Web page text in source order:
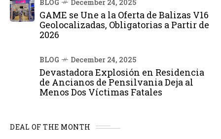
BLOG December 24, 2025
GAME se Une a la Oferta de Balizas V16
Geolocalizadas, Obligatorias a Partir de
2026
BLOG December 24, 2025
Devastadora Explosión en Residencia
de Ancianos de Pensilvania Deja al
Menos Dos Víctimas Fatales
DEAL OF THE MONTH